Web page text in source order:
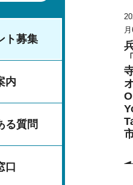
ト募集
内
る質問
口
年6月27日 10時00分～2026年9
庫陶芸美術館 特別展
も学芸員とつくる
波篠山市）